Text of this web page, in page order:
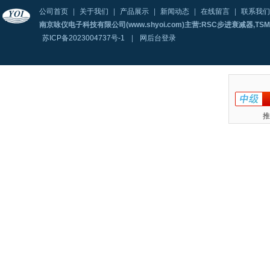
公司首页 关于我们 产品展示 新闻动态 在线留言
联系我们
南京咏仪电子科技有限公司(www.shyoi.com)主营:RSC步进衰减器
苏ICP备2023004737号-1
网后台登录